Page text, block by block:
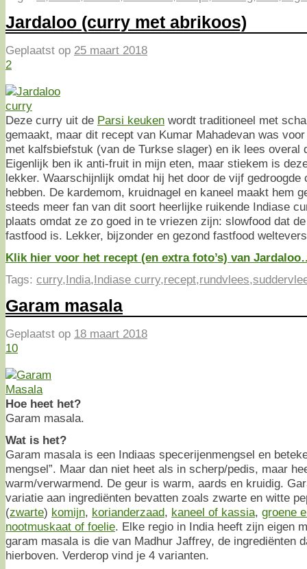
Jardaloo (curry met abrikoos)
Geplaatst op 25 maart 2018
2
Deze curry uit de Parsi keuken wordt traditioneel met
gemaakt, maar dit recept van Kumar Mahadevan was
met kalfsbiefstuk (van de Turkse slager) en ik lees overal
Eigenlijk ben ik anti-fruit in mijn eten, maar stiekem is
lekker. Waarschijnlijk omdat hij het door de vijf gedroogde
hebben. De kardemom, kruidnagel en kaneel maakt hem
steeds meer fan van dit soort heerlijke ruikende Indiase
plaats omdat ze zo goed in te vriezen zijn: slowfood dat
fastfood is. Lekker, bijzonder en gezond fastfood
Klik hier voor het recept (en extra foto’s) van
Tags: curry,India,Indiase curry,recept,rundvlees,
Garam masala
Geplaatst op 18 maart 2018
10
Hoe heet het?
Garam masala.
Wat is het?
Garam masala is een Indiaas specerijenmengsel en
mengsel”. Maar dan niet heet als in scherp/pedis, maar
warm/verwarmend. De geur is warm, aards en kruidig.
variatie aan ingrediënten bevatten zoals zwarte en witte
(zwarte) komijn, korianderzaad, kaneel of kassia, groene
nootmuskaat of foelie. Elke regio in India heeft zijn eigen
garam masala is die van Madhur Jaffrey, de ingrediënten
hierboven. Verderop vind je 4 varianten.